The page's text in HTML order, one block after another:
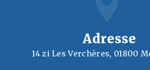
Adresse
14 zi Les Verchères, 01800